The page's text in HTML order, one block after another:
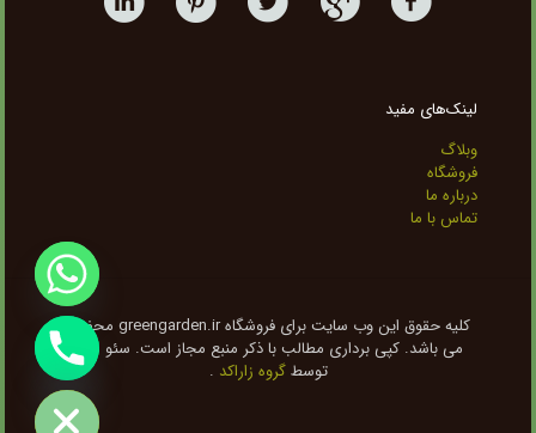
لینک‌های مفید
وبلاگ
فروشگاه
درباره ما
تماس با ما
کلیه حقوق این وب سایت برای فروشگاه greengarden.ir محفوظ
می باشد. کپی برداری مطالب با ذکر منبع مجاز است. سئو شده
توسطگروه زاراکد .
Hide
chaty